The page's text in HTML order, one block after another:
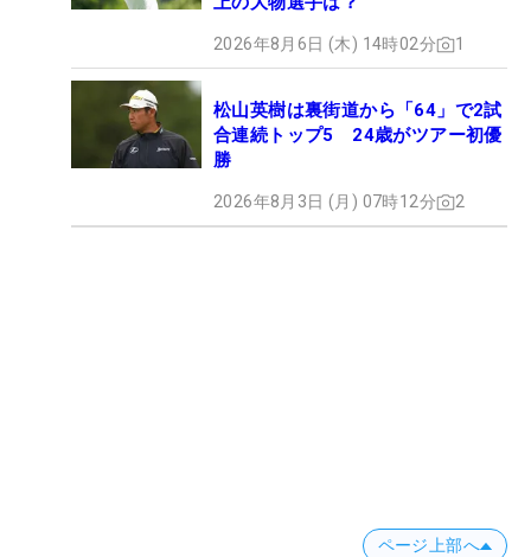
2026年8月6日 (木) 14時02分 1
松山英樹は裏街道から「64」で2試
合連続トップ5 24歳がツアー初優
勝
2026年8月3日 (月) 07時12分 2
ページ上部へ